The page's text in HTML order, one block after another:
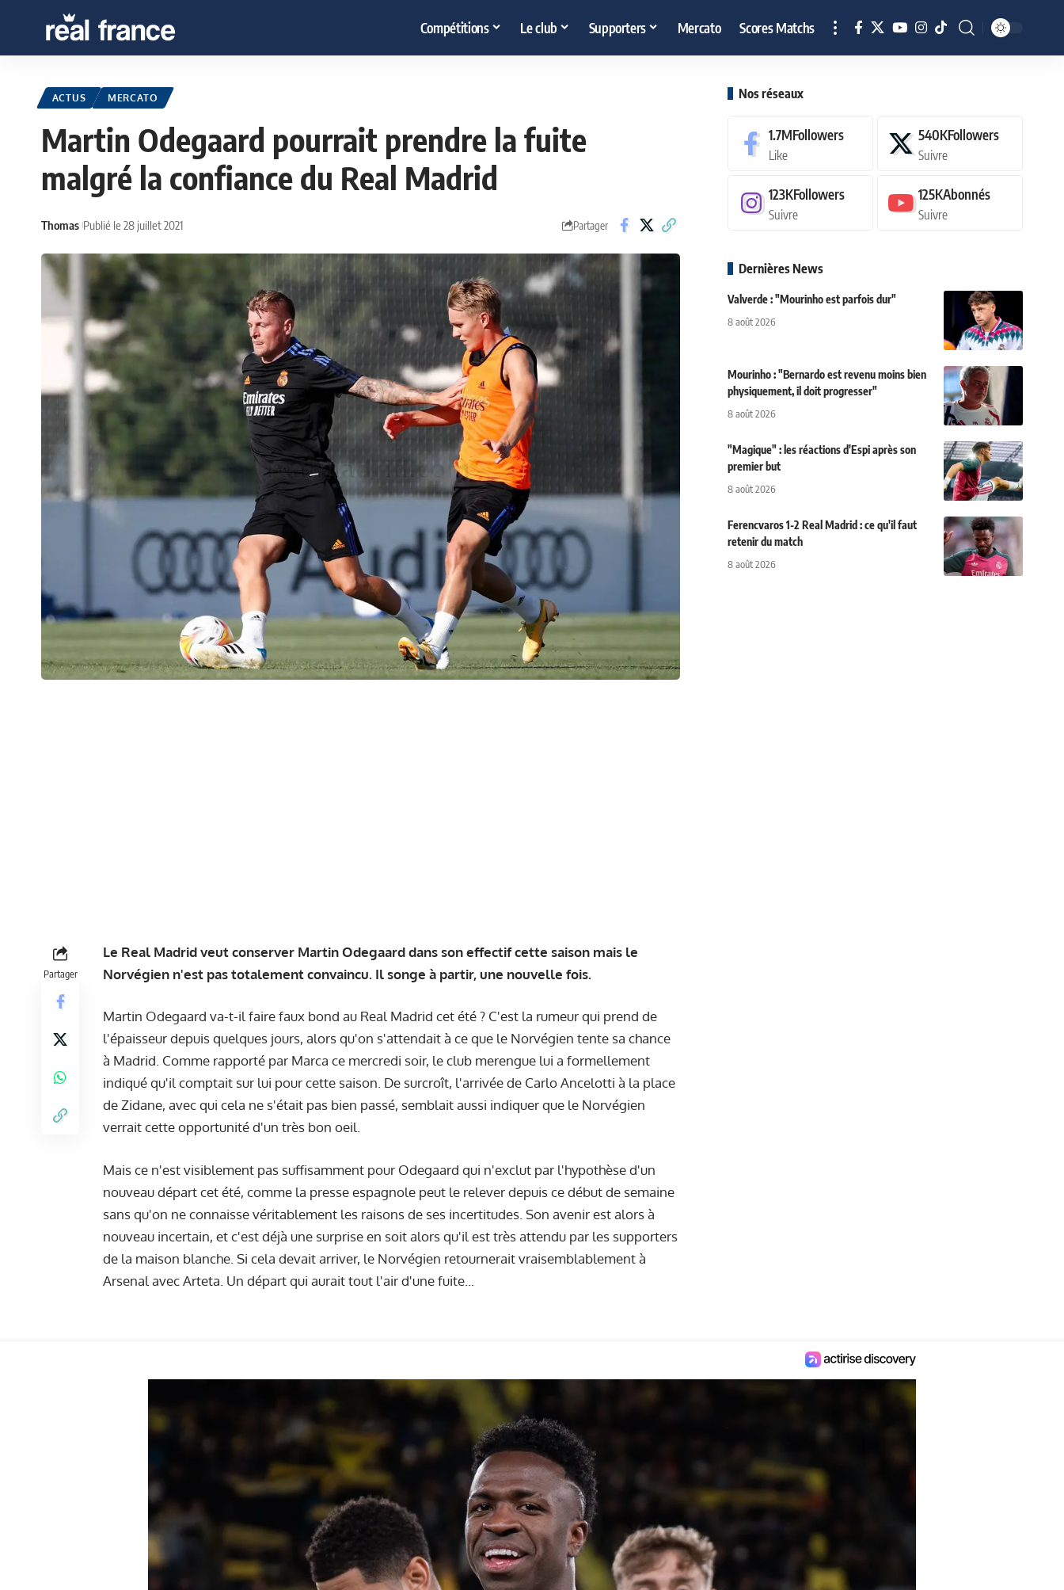
Compétitions Le club Supporters Mercato Scores Matchs
ACTUS MERCATO
Martin Odegaard pourrait prendre la fuite
malgré la confiance du Real Madrid
Thomas Publié le 28 juillet 2021 Partager
Partager
Le Real Madrid veut conserver Martin Odegaard dans son effectif cette saison mais le
Norvégien n'est pas totalement convaincu. Il songe à partir, une nouvelle fois.
Martin Odegaard va-t-il faire faux bond au Real Madrid cet été ? C'est la rumeur qui prend de
l'épaisseur depuis quelques jours, alors qu'on s'attendait à ce que le Norvégien tente sa chance
à Madrid. Comme rapporté par Marca ce mercredi soir, le club merengue lui a formellement
indiqué qu'il comptait sur lui pour cette saison. De surcroît, l'arrivée de Carlo Ancelotti à la place
de Zidane, avec qui cela ne s'était pas bien passé, semblait aussi indiquer que le Norvégien
verrait cette opportunité d'un très bon oeil.
Mais ce n'est visiblement pas suffisamment pour Odegaard qui n'exclut par l'hypothèse d'un
nouveau départ cet été, comme la presse espagnole peut le relever depuis ce début de semaine
sans qu'on ne connaisse véritablement les raisons de ses incertitudes. Son avenir est alors à
nouveau incertain, et c'est déjà une surprise en soit alors qu'il est très attendu par les supporters
de la maison blanche. Si cela devait arriver, le Norvégien retournerait vraisemblablement à
Arsenal avec Arteta. Un départ qui aurait tout l'air d'une fuite...
Nos réseaux
1.7MFollowers
Like
540KFollowers
Suivre
123KFollowers
Suivre
125KAbonnés
Suivre
Dernières News
Valverde : "Mourinho est parfois dur"
8 août 2026
Mourinho : "Bernardo est revenu moins bien
physiquement, il doit progresser"
8 août 2026
"Magique" : les réactions d'Espi après son
premier but
8 août 2026
Ferencvaros 1-2 Real Madrid : ce qu'il faut
retenir du match
8 août 2026